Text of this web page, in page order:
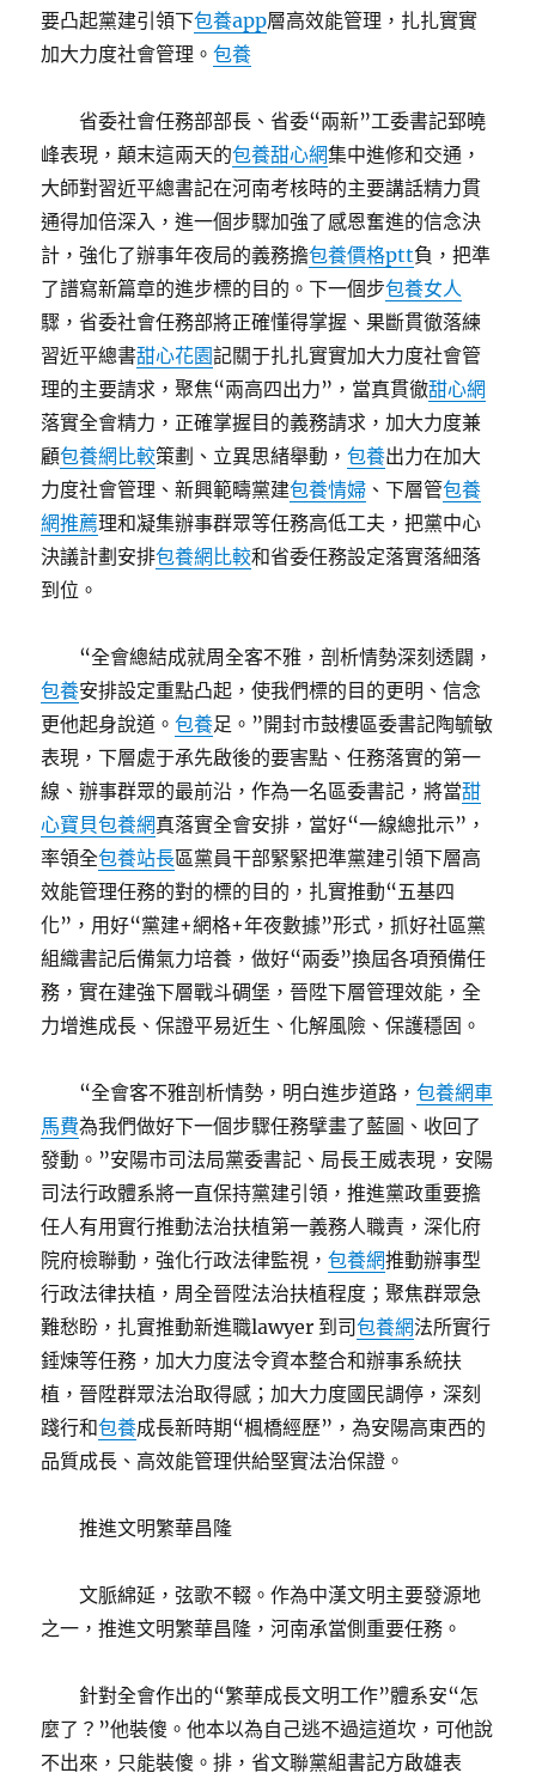
要凸起黨建引領下包養app層高效能管理，扎扎實實
加大力度社會管理。包養
省委社會任務部部長、省委“兩新”工委書記郅曉
峰表現，顛末這兩天的包養甜心網集中進修和交通，
大師對習近平總書記在河南考核時的主要講話精力貫
通得加倍深入，進一個步驟加強了感恩奮進的信念決
計，強化了辦事年夜局的義務擔包養價格ptt負，把準
了譜寫新篇章的進步標的目的。下一個步包養女人
驟，省委社會任務部將正確懂得掌握、果斷貫徹落練
習近平總書甜心花園記關于扎扎實實加大力度社會管
理的主要請求，聚焦“兩高四出力”，當真貫徹甜心網
落實全會精力，正確掌握目的義務請求，加大力度兼
顧包養網比較策劃、立異思緒舉動，包養出力在加大
力度社會管理、新興範疇黨建包養情婦 、下層管包養
網推薦理和凝集辦事群眾等任務高低工夫，把黨中心
決議計劃安排包養網比較和省委任務設定落實落細落
到位。
“全會總結成就周全客不雅，剖析情勢深刻透闢，
包養安排設定重點凸起，使我們標的目的更明、信念
更他起身說道。包養足。”開封市鼓樓區委書記陶毓敏
表現，下層處于承先啟後的要害點、任務落實的第一
線、辦事群眾的最前沿，作為一名區委書記，將當甜
心寶貝包養網真落實全會安排，當好“一線總批示”，
率領全包養站長區黨員干部緊緊把準黨建引領下層高
效能管理任務的對的標的目的，扎實推動“五基四
化”，用好“黨建+網格+年夜數據”形式，抓好社區黨
組織書記后備氣力培養，做好“兩委”換屆各項預備任
務，實在建強下層戰斗碉堡，晉陞下層管理效能，全
力增進成長、保證平易近生、化解風險、保護穩固。
“全會客不雅剖析情勢，明白進步道路，包養網車
馬費為我們做好下一個步驟任務擘畫了藍圖、收回了
發動。”安陽市司法局黨委書記、局長王威表現，安陽
司法行政體系將一直保持黨建引領，推進黨政重要擔
任人有用實行推動法治扶植第一義務人職責，深化府
院府檢聯動，強化行政法律監視，包養網推動辦事型
行政法律扶植，周全晉陞法治扶植程度；聚焦群眾急
難愁盼，扎實推動新進職lawyer 到司包養網法所實行
錘煉等任務，加大力度法令資本整合和辦事系統扶
植，晉陞群眾法治取得感；加大力度國民調停，深刻
踐行和包養成長新時期“楓橋經歷”，為安陽高東西的
品質成長、高效能管理供給堅實法治保證。
推進文明繁華昌隆
文脈綿延，弦歌不輟。作為中漢文明主要發源地
之一，推進文明繁華昌隆，河南承當側重要任務。
針對全會作出的“繁華成長文明工作”體系安“怎
麼了？”他裝傻。他本以為自己逃不過這道坎，可他說
不出來，只能裝傻。排，省文聯黨組書記方啟雄表